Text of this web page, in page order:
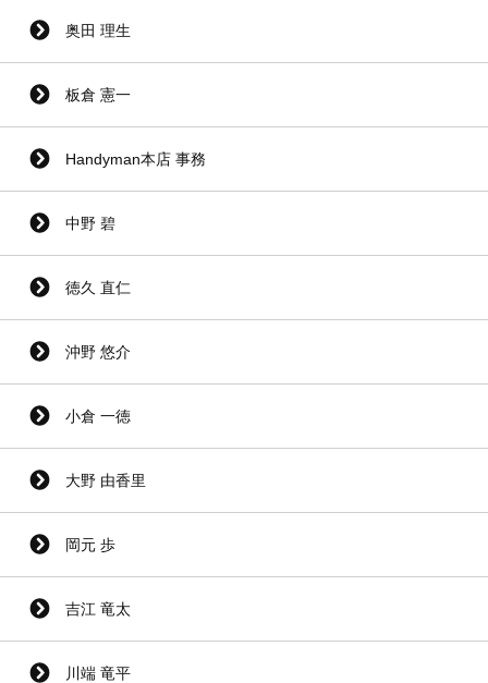
奥田 理生
板倉 憲一
Handyman本店 事務
中野 碧
徳久 直仁
沖野 悠介
小倉 一徳
大野 由香里
岡元 歩
吉江 竜太
川端 竜平